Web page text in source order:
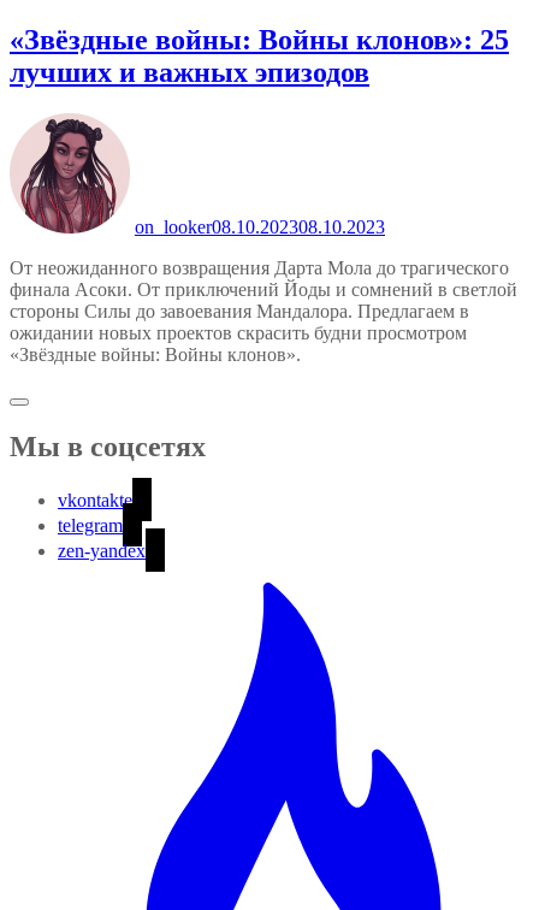
«Звёздные войны: Войны клонов»: 25
лучших и важных эпизодов
on_looker08.10.202308.10.2023
От неожиданного возвращения Дарта Мола до трагического
финала Асоки. От приключений Йоды и сомнений в светлой
стороны Силы до завоевания Мандалора. Предлагаем в
ожидании новых проектов скрасить будни просмотром
«Звёздные войны: Войны клонов».
Мы в соцсетях
vkontakte
telegram
zen-yandex